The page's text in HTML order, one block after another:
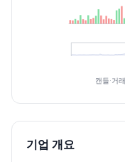
최근 구간 일별
고가
2026.07.06
3445037000
2026.07.07
3595037250
2026.07.08
31650
캔들·거
기업 개요